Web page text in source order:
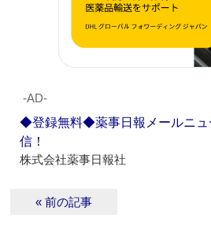
‐AD‐
◆登録無料◆薬事日報メールニ
信！
株式会社薬事日報社
« 前の記事